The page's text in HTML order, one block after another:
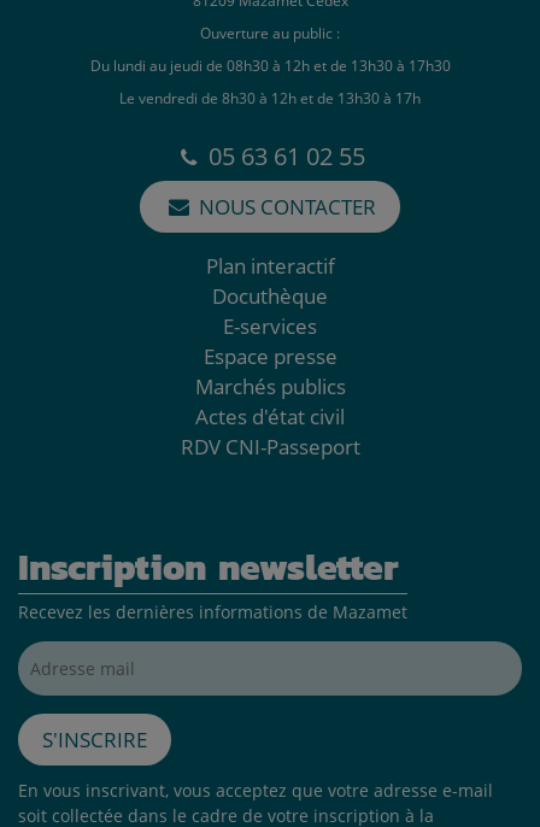
Ouverture au public :
Du lundi au jeudi de 08h30 à 12h et de 13h30 à 17h30
Le vendredi de 8h30 à 12h et de 13h30 à 17h
05 63 61 02 55
NOUS CONTACTER
Plan interactif
Docuthèque
E-services
Espace presse
Marchés publics
Actes d'état civil
RDV CNI-Passeport
Inscription newsletter
Recevez les dernières informations de Mazamet
Adresse mail*
S'inscrire
En vous inscrivant, vous acceptez que votre adresse e-mail
soit collectée dans le cadre de votre inscription à la